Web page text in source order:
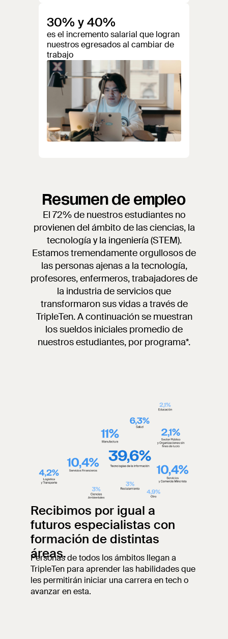
30% y 40%
es el incremento salarial que logran
nuestros egresados al cambiar de
trabajo
Resumen de empleo
El 72% de nuestros estudiantes no
provienen del ámbito de las ciencias, la
tecnología y la ingeniería (STEM).
Estamos tremendamente orgullosos de
las personas ajenas a la tecnología,
profesores, enfermeros, trabajadores de
la industria de servicios que
transformaron sus vidas a través de
TripleTen. A continuación se muestran
los sueldos iniciales promedio de
nuestros estudiantes, por programa*.
Recibimos por igual a
futuros especialistas con
formación de distintas
áreas.
Personas de todos los ámbitos llegan a
TripleTen para aprender las habilidades que
les permitirán iniciar una carrera en tech o
avanzar en esta.